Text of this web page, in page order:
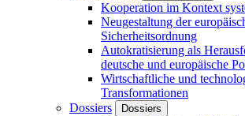
Kooperation im Kontext
Neugestaltung der
Sicherheitsordnung
Autokratisierung als
deutsche und europäische
Wirtschaftliche und
Transformationen
Dossiers
Dossiers